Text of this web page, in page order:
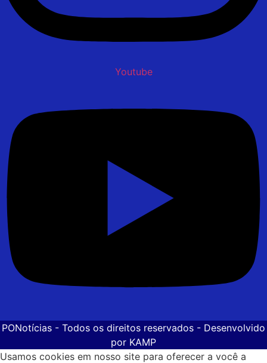
Youtube
PONotícias - Todos os direitos reservados - Desenvolvido
por KAMP
Usamos cookies em nosso site para oferecer a você a